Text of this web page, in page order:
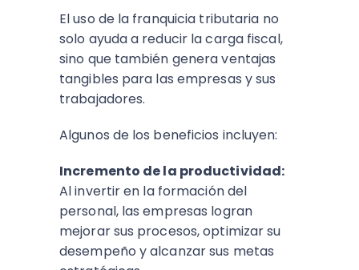
El uso de la franquicia tributaria no
solo ayuda a reducir la carga fiscal,
sino que también genera ventajas
tangibles para las empresas y sus
trabajadores.
Algunos de los beneficios incluyen:
Incremento de la productividad:
Al invertir en la formación del
personal, las empresas logran
mejorar sus procesos, optimizar su
desempeño y alcanzar sus metas